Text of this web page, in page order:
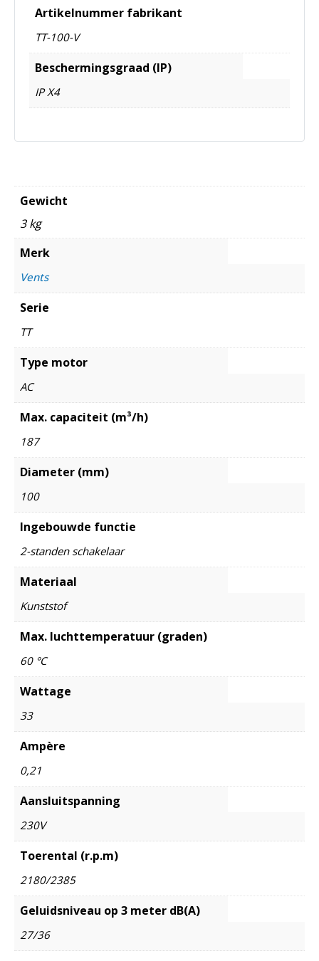
Artikelnummer fabrikant
TT-100-V
Beschermingsgraad (IP)
IP X4
Gewicht
3 kg
Merk
Vents
Serie
TT
Type motor
AC
Max. capaciteit (m³/h)
187
Diameter (mm)
100
Ingebouwde functie
2-standen schakelaar
Materiaal
Kunststof
Max. luchttemperatuur (graden)
60 °C
Wattage
33
Ampère
0,21
Aansluitspanning
230V
Toerental (r.p.m)
2180/2385
Geluidsniveau op 3 meter dB(A)
27/36